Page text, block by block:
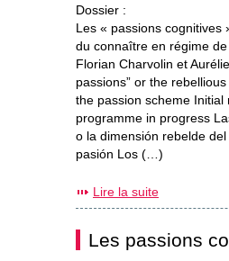
Dossier :
Les « passions cognitives
du connaître en régime
Florian Charvolin et
passions” or the
the passion scheme
programme in progress
o la dimensión rebelde
pasión Los (…)
Lire la suite
Les passions